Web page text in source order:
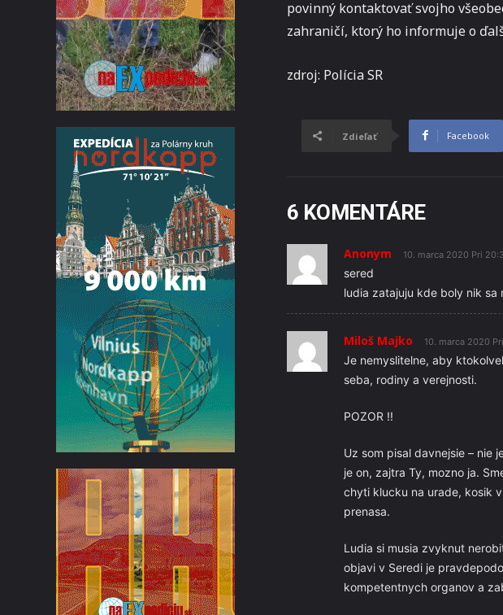
povinný kontaktovať svojho
zahraničí, ktorý ho informuje o
zdroj: Polícia SR
Zdieľať Facebook
6 KOMENTÁRE
Anonym 10. marca 2020 Pri
sered
ludia zatajuju kde boly nik sa
Miloš Majko 10. marca 2020
Je nemyslitelne, aby
seba, rodiny a verejnosti.
POZOR !!
Uz som pisal davnejsie – nie
je on, zajtra Ty, mozno ja.
chyti klucku na urade, kosik
prenasa.
Ludia si musia zvyknut
objavi v Seredi je
kompetentnych organov a